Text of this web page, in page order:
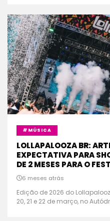
#MÚSICA
LOLLAPALOOZA BR:
EXPECTATIVA PARA
DE 2 MESES PARA O
6 meses atrás
Edição de 2026 do
20, 21 e 22 de março, no